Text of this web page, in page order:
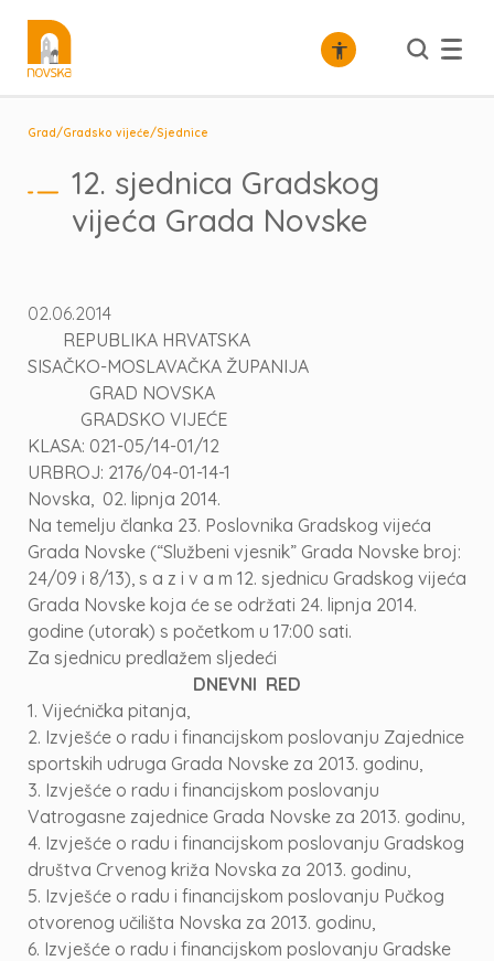
Grad/Gradsko vijeće/Sjednice
12. sjednica Gradskog
vijeća Grada Novske
02.06.2014
REPUBLIKA HRVATSKA
SISAČKO-MOSLAVAČKA ŽUPANIJA
GRAD NOVSKA
GRADSKO VIJEĆE
KLASA: 021-05/14-01/12
URBROJ: 2176/04-01-14-1
Novska, 02. lipnja 2014.
Na temelju članka 23. Poslovnika Gradskog vijeća
Grada Novske (“Službeni vjesnik” Grada Novske broj:
24/09 i 8/13), s a z i v a m 12. sjednicu Gradskog vijeća
Grada Novske koja će se održati 24. lipnja 2014.
godine (utorak) s početkom u 17:00 sati.
Za sjednicu predlažem sljedeći
DNEVNI RED
1. Vijećnička pitanja,
2. Izvješće o radu i financijskom poslovanju Zajednice
sportskih udruga Grada Novske za 2013. godinu,
3. Izvješće o radu i financijskom poslovanju
Vatrogasne zajednice Grada Novske za 2013. godinu,
4. Izvješće o radu i financijskom poslovanju Gradskog
društva Crvenog križa Novska za 2013. godinu,
5. Izvješće o radu i financijskom poslovanju Pučkog
otvorenog učilišta Novska za 2013. godinu,
6. Izvješće o radu i financijskom poslovanju Gradske